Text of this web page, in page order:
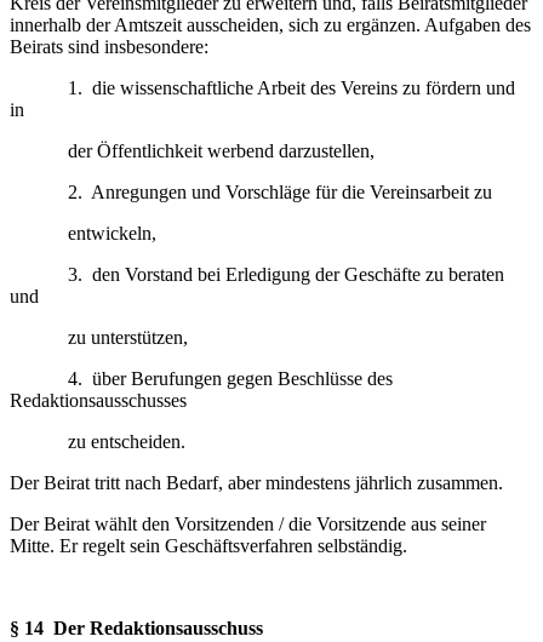
innerhalb der Amtszeit ausscheiden, sich zu ergänzen. Aufgaben des
Beirats sind insbesondere:
1. die wissenschaftliche Arbeit des Vereins zu fördern und
in
der Öffentlichkeit werbend darzustellen,
2. Anregungen und Vorschläge für die Vereinsarbeit zu
entwickeln,
3. den Vorstand bei Erledigung der Geschäfte zu beraten
und
zu unterstützen,
4. über Berufungen gegen Beschlüsse des
Redaktionsausschusses
zu entscheiden.
Der Beirat tritt nach Bedarf, aber mindestens jährlich zusammen.
Der Beirat wählt den Vorsitzenden / die Vorsitzende aus seiner
Mitte. Er regelt sein Geschäfts­verfahren selbständig.
§ 14 Der Redaktionsausschuss